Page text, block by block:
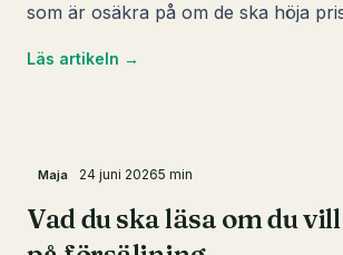
som är osäkra på om de ska höja
Läs artikeln →
Maja 24 juni 20265 min
Vad du ska läsa om du